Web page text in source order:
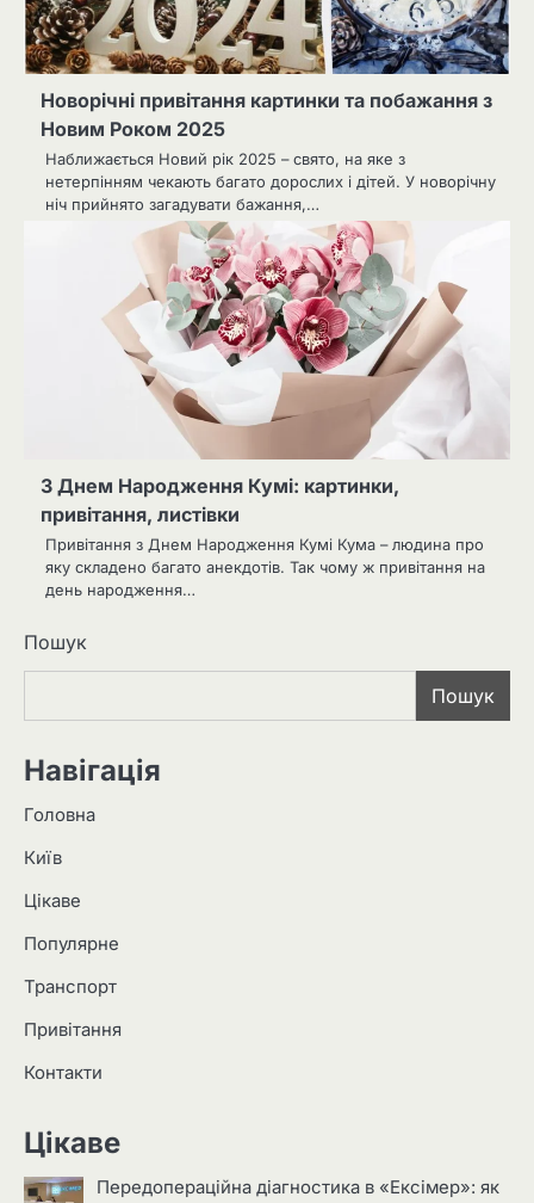
Новорічні привітання картинки та побажання з
Новим Роком 2025
Наближається Новий рік 2025 – свято, на яке з
нетерпінням чекають багато дорослих і дітей. У новорічну
ніч прийнято загадувати бажання,…
З Днем Народження Кумі: картинки,
привітання, листівки
Привітання з Днем Народження Кумі Кума – людина про
яку складено багато анекдотів. Так чому ж привітання на
день народження…
Пошук
Пошук
Навігація
Головна
Київ
Цікаве
Популярне
Транспорт
Привітання
Контакти
Цікаве
Передопераційна діагностика в «Ексімер»: як